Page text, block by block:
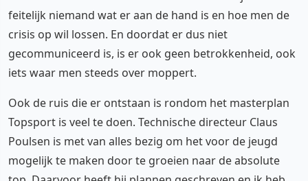
feitelijk niemand wat er aan de hand is en hoe men de
crisis op wil lossen. En doordat er dus niet
gecommuniceerd is, is er ook geen betrokkenheid, ook
iets waar men steeds over moppert.
Ook de ruis die er ontstaan is rondom het masterplan
Topsport is veel te doen. Technische directeur Claus
Poulsen is met van alles bezig om het voor de jeugd
mogelijk te maken door te groeien naar de absolute